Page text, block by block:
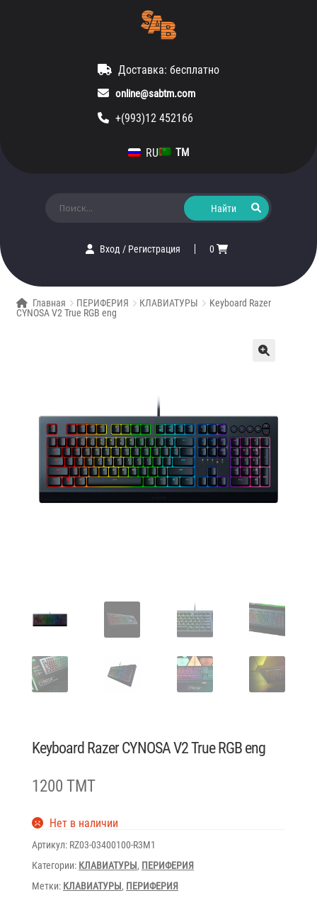
Доставка: бесплатно
online@sabtm.com
+(993)12 452166
RU TM
Вход/ Регистрация 0
Главная ПЕРИФЕРИЯ КЛАВИАТУРЫ
Keyboard Razer
CYNOSA V2 True RGB eng
Keyboard Razer CYNOSA V2 True RGB eng
1200 TMT
Нет в наличии
Артикул: RZ03-03400100-R3M1
Категории: КЛАВИАТУРЫ, ПЕРИФЕРИЯ
Метки: КЛАВИАТУРЫ, ПЕРИФЕРИЯ